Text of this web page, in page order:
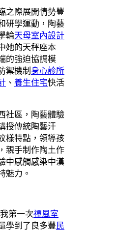
之際展開情勢豐
研學運動，陶藝
輪天母室內設計
她的天秤座本
的強迫協調模
禦機制身心診所
、 養生住宅快活
社區，陶藝體驗
授傳統陶藝汗
樣特點，領導孩
親手制作陶土作
中感觸感染中漢
魅力。
第一次禪風室
學到了良多豐民